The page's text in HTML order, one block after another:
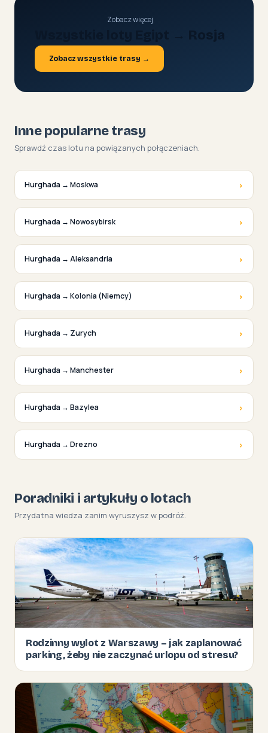
Zobacz więcej
Wszystkie loty Egipt → Rosja
Zobacz wszystkie trasy →
Inne popularne trasy
Sprawdź czas lotu na powiązanych połączeniach.
Hurghada → Moskwa ›
Hurghada → Nowosybirsk ›
Hurghada → Aleksandria ›
Hurghada → Kolonia (Niemcy) ›
Hurghada → Zurych ›
Hurghada → Manchester ›
Hurghada → Bazylea ›
Hurghada → Drezno ›
Poradniki i artykuły o lotach
Przydatna wiedza zanim wyruszysz w podróż.
Rodzinny wylot z Warszawy – jak zaplanować
parking, żeby nie zaczynać urlopu od stresu?